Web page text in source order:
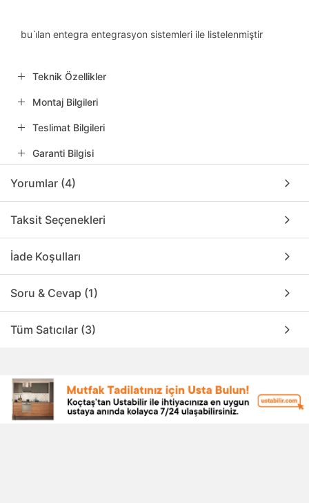
bu i̇lan entegra entegrasyon sistemleri ile listelenmiştir
Teknik Özellikler
Montaj Bilgileri
Teslimat Bilgileri
Garanti Bilgisi
Yorumlar (4)
Taksit Seçenekleri
İade Koşulları
Soru & Cevap (1)
Tüm Satıcılar (3)